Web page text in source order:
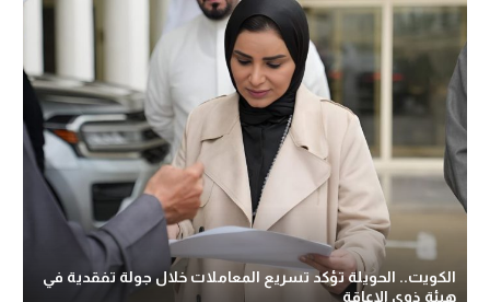
الكويت.. الحويلة تؤكد تسريع المعاملات خلال جولة تفقدية في
هيئة ذوي الإعاقة